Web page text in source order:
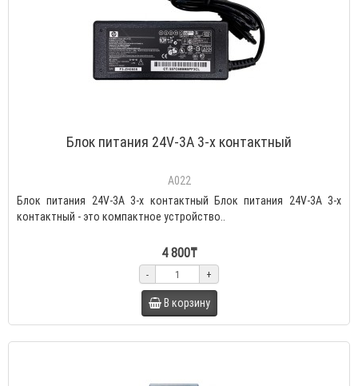
Блок питания 24V-3A 3-х контактный
A022
Блок питания 24V-3A 3-х контактный Блок питания 24V-3A 3-х
контактный - это компактное устройство..
4 800₸
- +
В корзину